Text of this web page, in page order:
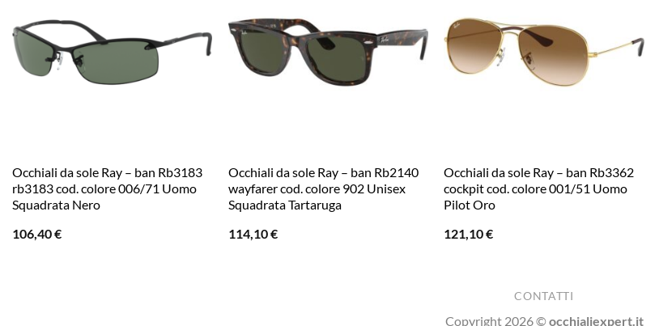
Occhiali da sole Ray – ban Rb3183
rb3183 cod. colore 006/71 Uomo
Squadrata Nero
106,40€
Occhiali da sole Ray – ban Rb2140
wayfarer cod. colore 902 Unisex
Squadrata Tartaruga
114,10€
Occhiali da sole Ray – ban Rb3362
cockpit cod. colore 001/51 Uomo
Pilot Oro
121,10€
CONTATTI
Copyright 2026 ©occhialiexpert.it